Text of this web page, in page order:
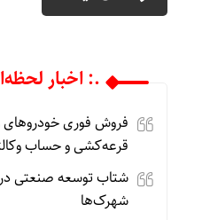
.: اخبار
قرعه‌کشی و حساب
شتاب توسعه صنعتی
شهرک‌ها